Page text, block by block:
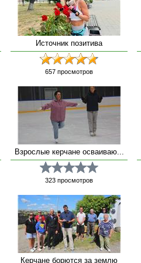
Источник позитива
657 просмотров
Взрослые керчане осваиваю...
323 просмотров
Керчане борются за землю